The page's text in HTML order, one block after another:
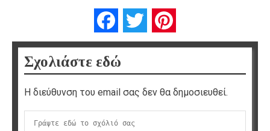
FacebookTwitter
Σχολιάστε εδώ
Η διεύθυνση του email σας δεν θα δημοσιευθεί.